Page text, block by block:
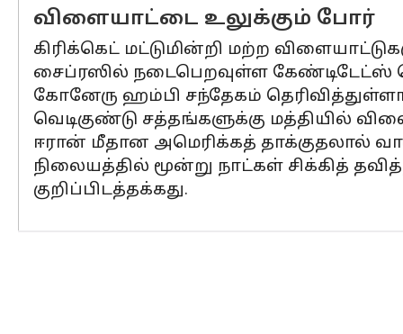
விளையாட்டை உலுக்கும் போர்
கிரிக்கெட் மட்டுமின்றி மற்ற
சைப்ரஸில் நடைபெறவுள்ள கேண்டிடேட்ஸ்
கோனேரு ஹம்பி சந்தேகம்
வெடிகுண்டு சத்தங்களுக்கு மத்தியில்
ஈரான் மீதான அமெரிக்கத் தாக்குதலால்
நிலையத்தில் மூன்று நாட்கள் சிக்கித்
குறிப்பிடத்தக்கது.